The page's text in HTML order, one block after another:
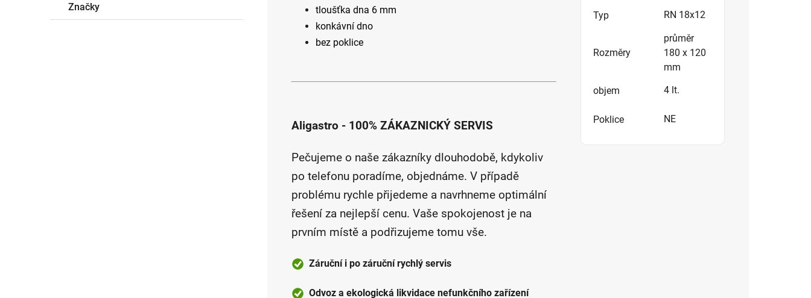
Značky
tloušťka dna 6 mm
konkávní dno
bez poklice
Aligastro - 100% ZÁKAZNICKÝ SERVIS
Pečujeme o naše zákazníky dlouhodobě, kdykoliv
po telefonu poradíme, objednáme. V případě
problému rychle přijedeme a navrhneme optimální
řešení za nejlepší cenu. Vaše spokojenost je na
prvním místě a podřizujeme tomu vše.
Záruční i po záruční rychlý servis
Odvoz a ekologická likvidace nefunkčního zařízení
Typ RN 18x12
Rozměry
průměr
180 x 120
mm
objem 4 lt.
Poklice NE